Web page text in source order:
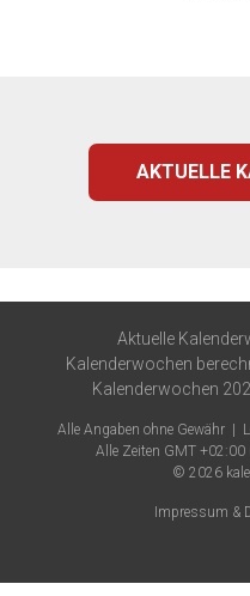
AKTUELLE
Aktuelle
Kalenderwochen
Kalenderwochen
Alle Angaben ohne Gewähr
Alle Zeiten GMT +02:00
© 2026
Impressum &